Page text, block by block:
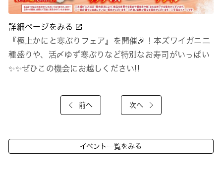
詳細ページをみる
『極上かにと寒ぶりフェア』を開催🎉！本ズワイガニ二
種盛りや、活〆ゆず寒ぶりなど特別なお寿司がいっぱい
✨✨ぜひこの機会にお越しください!!
前へ 次へ
イベント一覧をみる